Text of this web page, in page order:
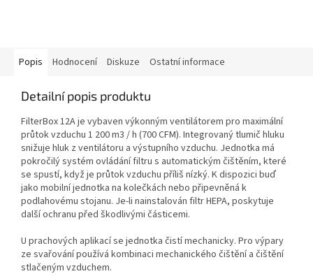
Popis Hodnocení Diskuze Ostatní informace
Detailní popis produktu
FilterBox 12A je vybaven výkonným ventilátorem pro maximální
průtok vzduchu 1 200 m3 / h (700 CFM). Integrovaný tlumič hluku
snižuje hluk z ventilátoru a výstupního vzduchu. Jednotka má
pokročilý systém ovládání filtru s automatickým čištěním, které
se spustí, když je průtok vzduchu příliš nízký. K dispozici buď
jako mobilní jednotka na kolečkách nebo připevněná k
podlahovému stojanu. Je-li nainstalován filtr HEPA, poskytuje
další ochranu před škodlivými částicemi.
U prachových aplikací se jednotka čistí mechanicky. Pro výpary
ze svařování používá kombinaci mechanického čištění a čištění
stlačeným vzduchem.